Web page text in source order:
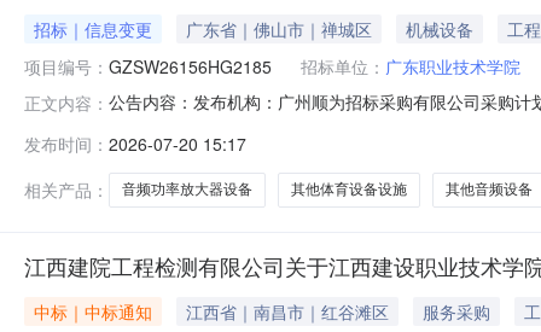
招标｜信息变更 广东省｜佛山市｜禅城区 机械设备
工程
项目编号： GZSW26156HG2185 招标单位： 广东职业技术学院
正文内容： 公告内容：发布机构：广州顺为招标采购有限公司采购
项目编号：GZSW26156HG2185原公告的采购项目名称
发布时间： 2026-07-20 15:17
相关产品：
音频功率放大器设备 其他体育设备设施 其他音频设备
江西建院工程检测有限公司关于江西建设职业技术
中标｜中标通知 江西省｜南昌市｜红谷滩区 服务采购